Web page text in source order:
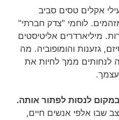
אקלים טסים סביב
לוחמי "צדק חברתי"
מיליארדרים אליטיסטים
גזענות והומופוביה. מה
לנחותים ממך לחיות את
שבו אלפי אנשים חיים,